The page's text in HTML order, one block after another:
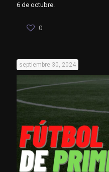
6 de octubre.
0
septiembre 30, 2024